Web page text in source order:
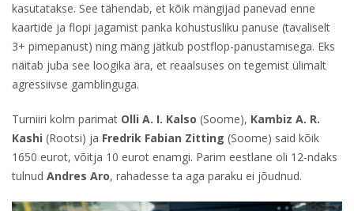
kasutatakse. See tähendab, et kõik mängijad panevad enne
kaartide ja flopi jagamist panka kohustusliku panuse (tavaliselt
3+ pimepanust) ning mäng jätkub postflop-panustamisega. Eks
näitab juba see loogika ära, et reaalsuses on tegemist ülimalt
agressiivse gamblinguga.
Turniiri kolm parimat Olli A. I. Kalso (Soome), Kambiz A. R.
Kashi (Rootsi) ja Fredrik Fabian Zitting (Soome) said kõik
1650 eurot, võitja 10 eurot enamgi. Parim eestlane oli 12-ndaks
tulnud Andres Aro, rahadesse ta aga paraku ei jõudnud.